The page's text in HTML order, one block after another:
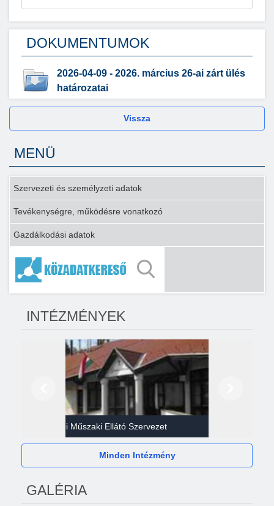
DOKUMENTUMOK
2026-04-09 - 2026. március 26-ai zárt ülés
határozatai
Vissza
MENÜ
Szervezeti és személyzeti adatok
Tevékenységre, működésre vonatkozó
Gazdálkodási adatok
INTÉZMÉNYEK
Gazdasági Műszaki Ellátó Szervezet
Minden Intézmény
GALÉRIA